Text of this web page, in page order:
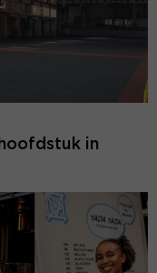
in